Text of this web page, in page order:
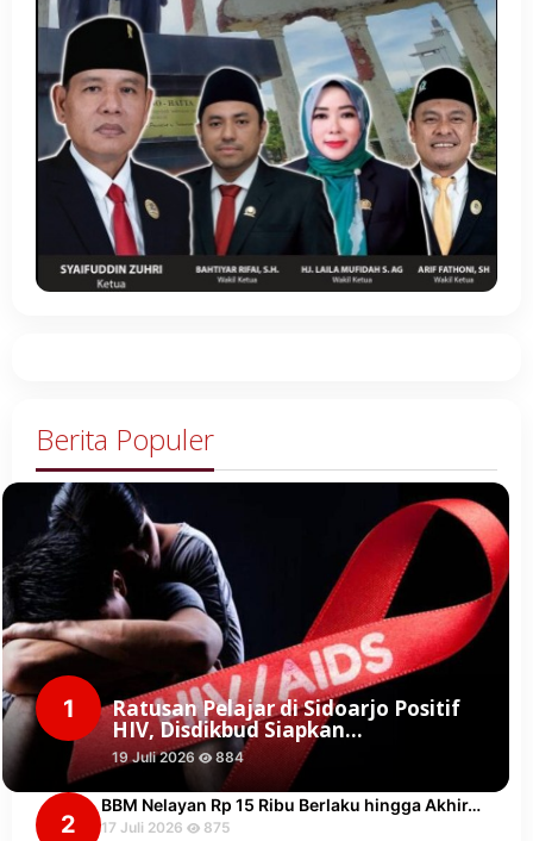
Berita Populer
1 Ratusan Pelajar di Sidoarjo Positif
HIV, Disdikbud Siapkan…
19 Juli 2026 884
2
BBM Nelayan Rp 15 Ribu Berlaku hingga Akhir…
17 Juli 2026 875